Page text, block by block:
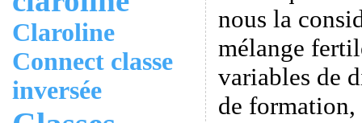
Claroline
Connect classe
inversée
nous la
mélange
variables de
de formation,